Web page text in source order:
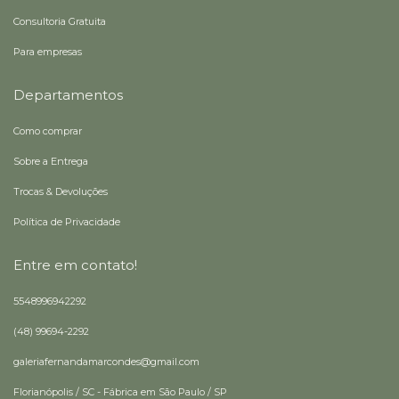
Consultoria Gratuita
Para empresas
Departamentos
Como comprar
Sobre a Entrega
Trocas & Devoluções
Política de Privacidade
Entre em contato!
5548996942292
(48) 99694-2292
galeriafernandamarcondes@gmail.com
Florianópolis / SC - Fábrica em São Paulo / SP